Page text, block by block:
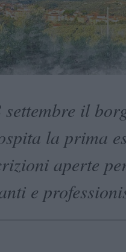
il
la prima
aperte
e